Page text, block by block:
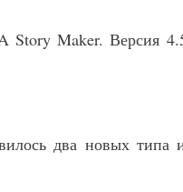
Maker. Версия
два новых типа